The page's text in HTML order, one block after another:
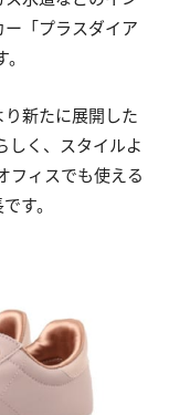
「プラスダイア
り新たに展開した
しく、スタイルよ
フィスでも使える
す。